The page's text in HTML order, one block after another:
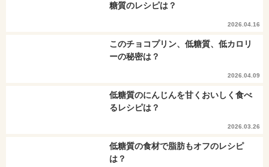
糖質のレシピは？
2026.04.16
このチョコプリン、低糖質、低カロリ
ーの秘密は？
2026.04.09
低糖質のにんじんを甘くおいしく食べ
るレシピは？
2026.03.26
低糖質の食材で脂肪もオフのレシピ
は？